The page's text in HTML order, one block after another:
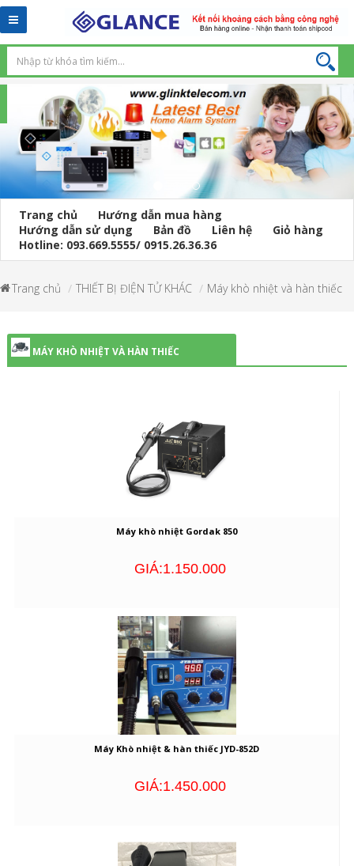
Toggle
navigation
Trang chủ
Hướng dẫn mua hàng
Hướng dẫn sử dụng
Bản đồ Liên hệ
Giỏ hàng
Hotline: 093.669.5555/ 0915.26.36.36
Trang chủ THIẾT BỊ ĐIỆN TỬ KHÁC Máy khò nhiệt và hàn thiếc
MÁY KHÒ NHIỆT VÀ HÀN THIẾC
Máy khò nhiệt Gordak 850
GIÁ:1.150.000
Máy Khò nhiệt & hàn thiếc JYD-852D
GIÁ:1.450.000